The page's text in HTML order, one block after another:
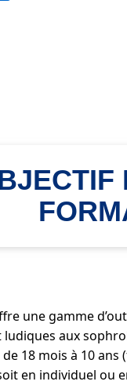
une gamme
aux
18 mois à 10 ans
en individuel ou